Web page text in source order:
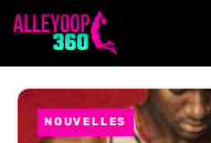
Aller
NOUVELLES